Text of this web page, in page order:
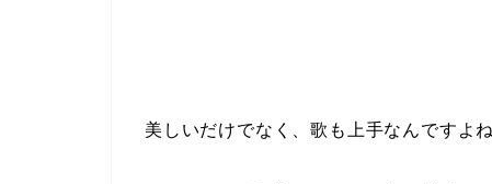
美しいだけでなく、歌も上手なんですよね